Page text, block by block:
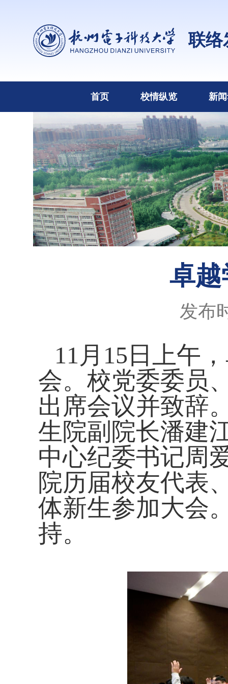
联络
首页 校情纵览 新
卓
发布
11 月 15 日上午
会。校党委委员
出席会议并致辞
生院副院长潘建
中心纪委书记周
院历届校友代表
体新生参加大会
持。